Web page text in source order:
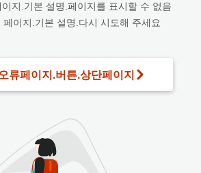
지.기본 설명.페이지를 표시할 수 없음
페이지.기본 설명.다시 시도해 주세요
류페이지.버튼.상단페이지